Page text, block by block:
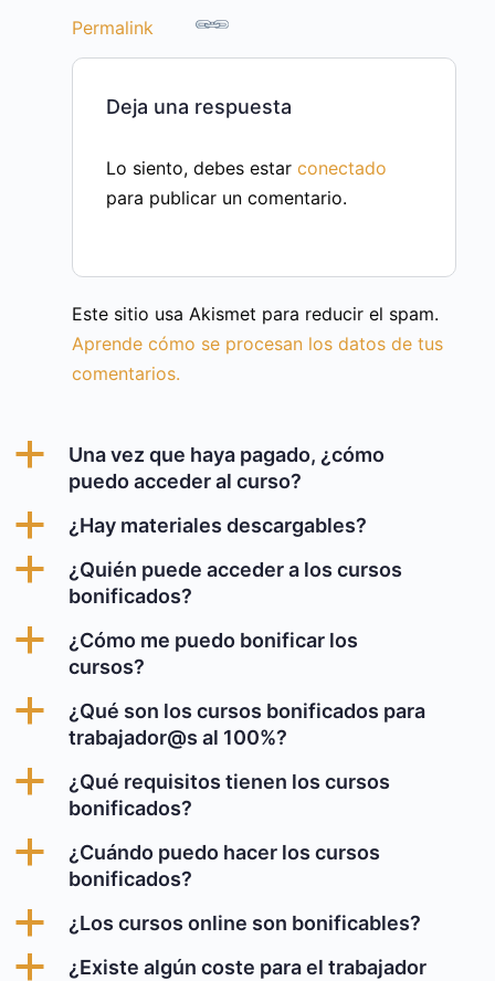
Permalink
Deja una respuesta
Lo siento, debes estar conectado
para publicar un comentario.
Este sitio usa Akismet para reducir el spam.
Aprende cómo se procesan los datos de tus
comentarios.
a
Una vez que haya pagado, ¿cómo
puedo acceder al curso?
a ¿Hay materiales descargables?
a
¿Quién puede acceder a los cursos
bonificados?
a
¿Cómo me puedo bonificar los
cursos?
a
¿Qué son los cursos bonificados para
trabajador@s al 100%?
a
¿Qué requisitos tienen los cursos
bonificados?
a
¿Cuándo puedo hacer los cursos
bonificados?
a ¿Los cursos online son bonificables?
a ¿Existe algún coste para el trabajador